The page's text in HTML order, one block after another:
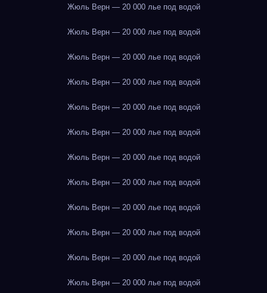
Жюль Верн — 20 000 лье под водой
Жюль Верн — 20 000 лье под водой
Жюль Верн — 20 000 лье под водой
Жюль Верн — 20 000 лье под водой
Жюль Верн — 20 000 лье под водой
Жюль Верн — 20 000 лье под водой
Жюль Верн — 20 000 лье под водой
Жюль Верн — 20 000 лье под водой
Жюль Верн — 20 000 лье под водой
Жюль Верн — 20 000 лье под водой
Жюль Верн — 20 000 лье под водой
Жюль Верн — 20 000 лье под водой